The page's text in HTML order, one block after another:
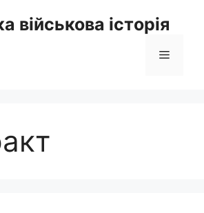
військова історія
Меню